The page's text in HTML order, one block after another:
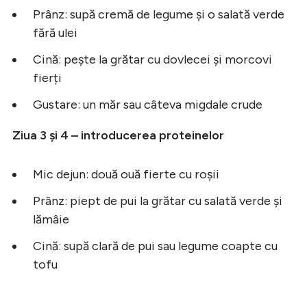
Prânz: supă cremă de legume și o salată verde
fără ulei
Cină: pește la grătar cu dovlecei și morcovi
fierți
Gustare: un măr sau câteva migdale crude
Ziua 3 și 4 – introducerea proteinelor
Mic dejun: două ouă fierte cu roșii
Prânz: piept de pui la grătar cu salată verde și
lămâie
Cină: supă clară de pui sau legume coapte cu
tofu